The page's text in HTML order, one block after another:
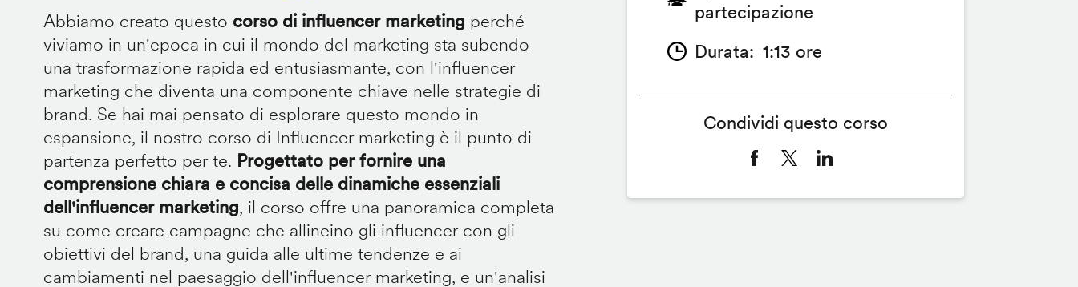
Abbiamo creato questo corso di influencer marketing perché
viviamo in un'epoca in cui il mondo del marketing sta subendo
una trasformazione rapida ed entusiasmante, con l'influencer
marketing che diventa una componente chiave nelle strategie di
brand. Se hai mai pensato di esplorare questo mondo in
espansione, il nostro corso di Influencer marketing è il punto di
partenza perfetto per te. Progettato per fornire una
comprensione chiara e concisa delle dinamiche essenziali
dell'influencer marketing, il corso offre una panoramica completa
su come creare campagne che allineino gli influencer con gli
obiettivi del brand, una guida alle ultime tendenze e ai
cambiamenti nel paesaggio dell'influencer marketing, e un'analisi
partecipazione
Durata
1:13 ore
Condividi questo corso